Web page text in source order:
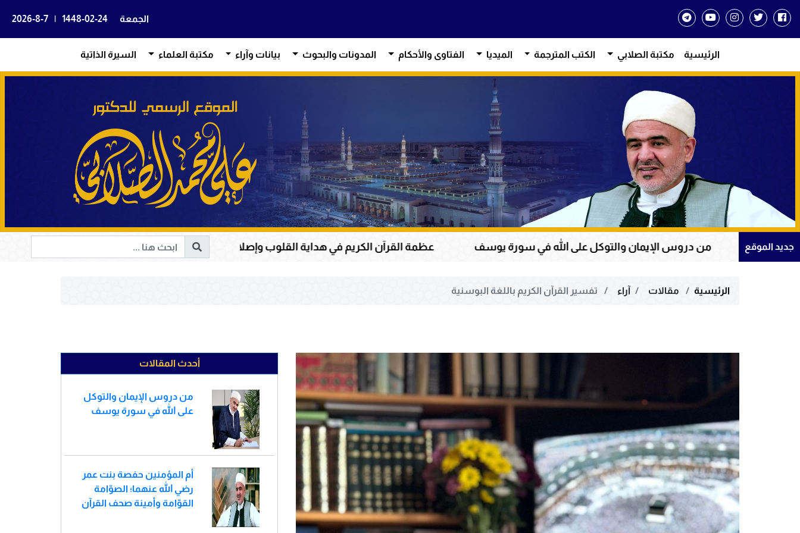
الجمعة 1448-02-24
|
2026-8-7
الرئيسية مكتبة الصلابي الكتب المترجمة الميديا الفتاوى والأحكام المدونات والبحوث بيانات وآراء مكتبة العلماء السيرة الذاتية
جديد الموقع
الإيمان والتوكل على الله في سورة يوسف عظمة القرآن الكريم في هداية القلوب وإصلاح المجتمعات وقيادة الإنسانية إلى الحق والخير
الرئيسية مقالات آراء تفسير القرآن الكريم باللغة البوسنية
أحدث المقالات
من دروس الإيمان والتوكل
على الله في سورة يوسف
أم المؤمنين حفصة بنت عمر
رضي الله عنهما؛ الصوّامة
القوّامة وأمينة صحف القرآن